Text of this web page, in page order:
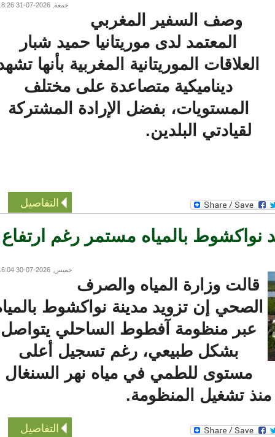
جمعة, 2026-07-31 18:26
وصف السفير المغربي
المعتمد لدى موريتانيا حميد شبار
العلاقات الموريتانية المغربية بأنها تشهد
ديناميكية متصاعدة على مختلف
المستويات، بفضل الإرادة المشتركة
لقيادتي البلدين.
التفاصيل
نواكشوط بالمياه مستمر رغم ارتفاع
خميس, 2026-07-30 16:04
قالت وزارة المياه والصرف
إن تزويد مدينة نواكشوط بالمياه
عبر منظومة آفطوط الساحلي يتواصل
بشكل طبيعي، رغم تسجيل أعلى
مستوى للطمي في مياه نهر السنغال
تشغيل المنظومة.
التفاصيل